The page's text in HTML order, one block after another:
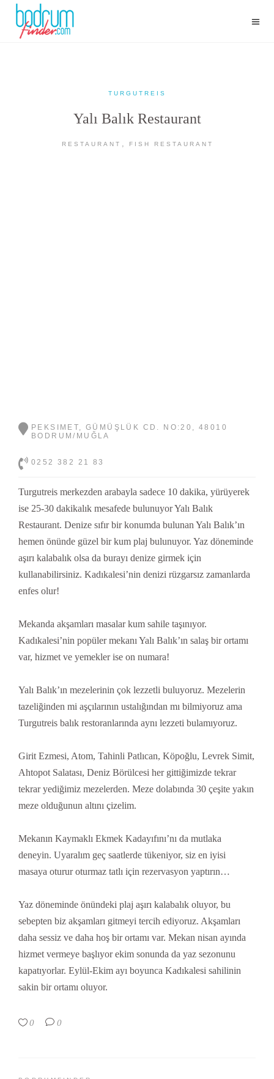
TURGUTREIS
Yalı Balık Restaurant
RESTAURANT , FISH RESTAURANT
PEKSIMET, GÜMÜŞLÜK CD. NO:20, 48010
BODRUM/MUĞLA
0252 382 21 83
Turgutreis merkezden arabayla sadece 10 dakika, yürüyerek
ise 25-30 dakikalık mesafede bulunuyor Yalı Balık
Restaurant. Denize sıfır bir konumda bulunan Yalı Balık’ın
hemen önünde güzel bir kum plaj bulunuyor. Yaz döneminde
aşırı kalabalık olsa da burayı denize girmek için
kullanabilirsiniz. Kadıkalesi’nin denizi rüzgarsız zamanlarda
enfes olur!
Mekanda akşamları masalar kum sahile taşınıyor.
Kadıkalesi’nin popüler mekanı Yalı Balık’ın salaş bir ortamı
var, hizmet ve yemekler ise on numara!
Yalı Balık’ın mezelerinin çok lezzetli buluyoruz. Mezelerin
tazeliğinden mi aşçılarının ustalığından mı bilmiyoruz ama
Turgutreis balık restoranlarında aynı lezzeti bulamıyoruz.
Girit Ezmesi, Atom, Tahinli Patlıcan, Köpoğlu, Levrek Simit,
Ahtopot Salatası, Deniz Börülcesi her gittiğimizde tekrar
tekrar yediğimiz mezelerden. Meze dolabında 30 çeşite yakın
meze olduğunun altını çizelim.
Mekanın Kaymaklı Ekmek Kadayıfını’nı da mutlaka
deneyin. Uyaralım geç saatlerde tükeniyor, siz en iyisi
masaya oturur oturmaz tatlı için rezervasyon yaptırın…
Yaz döneminde önündeki plaj aşırı kalabalık oluyor, bu
sebepten biz akşamları gitmeyi tercih ediyoruz. Akşamları
daha sessiz ve daha hoş bir ortamı var. Mekan nisan ayında
hizmet vermeye başlıyor ekim sonunda da yaz sezonunu
kapatıyorlar. Eylül-Ekim ayı boyunca Kadıkalesi sahilinin
sakin bir ortamı oluyor.
0 0